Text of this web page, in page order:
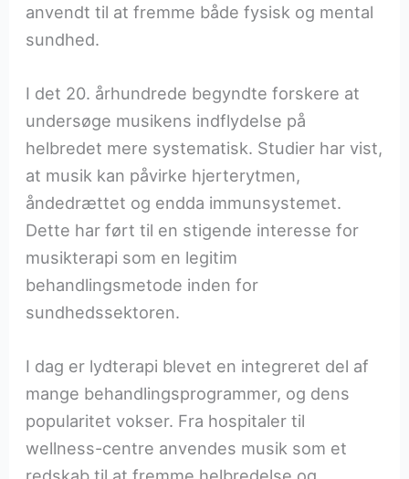
anvendt til at fremme både fysisk og mental
sundhed.
I det 20. århundrede begyndte forskere at
undersøge musikens indflydelse på
helbredet mere systematisk. Studier har vist,
at musik kan påvirke hjerterytmen,
åndedrættet og endda immunsystemet.
Dette har ført til en stigende interesse for
musikterapi som en legitim
behandlingsmetode inden for
sundhedssektoren.
I dag er lydterapi blevet en integreret del af
mange behandlingsprogrammer, og dens
popularitet vokser. Fra hospitaler til
wellness-centre anvendes musik som et